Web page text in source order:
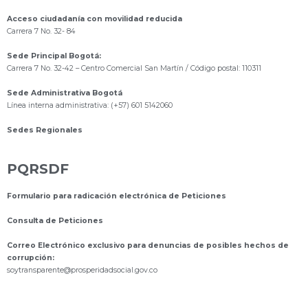
Acceso ciudadanía con movilidad reducida
Carrera 7 No. 32- 84
Sede Principal Bogotá:
Carrera 7 No. 32-42 – Centro Comercial San Martín / Código postal: 110311
Sede Administrativa Bogotá
Línea interna administrativa: (+57) 601 5142060
Sedes Regionales
PQRSDF
Formulario para radicación electrónica de Peticiones
Consulta de Peticiones
Correo Electrónico exclusivo para denuncias de posibles hechos de
corrupción:
soytransparente@prosperidadsocial.gov.co